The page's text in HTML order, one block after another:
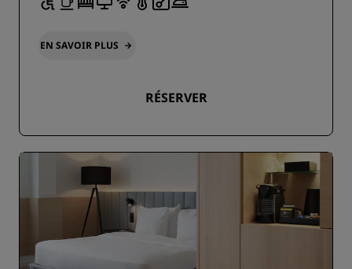
EN SAVOIR PLUS
RÉSERVER